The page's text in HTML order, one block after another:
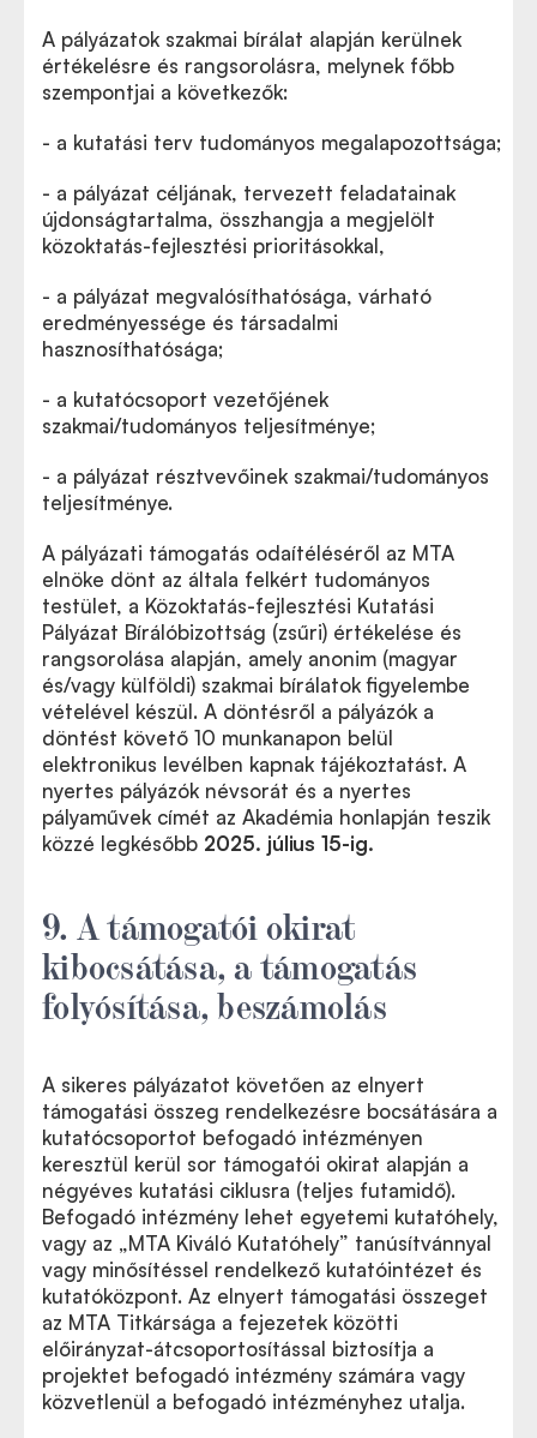
A pályázatok szakmai bírálat alapján kerülnek
értékelésre és rangsorolásra, melynek főbb
szempontjai a következők:
- a kutatási terv tudományos megalapozottsága;
- a pályázat céljának, tervezett feladatainak
újdonságtartalma, összhangja a megjelölt
közoktatás-fejlesztési prioritásokkal,
- a pályázat megvalósíthatósága, várható
eredményessége és társadalmi
hasznosíthatósága;
- a kutatócsoport vezetőjének
szakmai/tudományos teljesítménye;
- a pályázat résztvevőinek szakmai/tudományos
teljesítménye.
A pályázati támogatás odaítéléséről az MTA
elnöke dönt az általa felkért tudományos
testület, a Közoktatás-fejlesztési Kutatási
Pályázat Bírálóbizottság (zsűri) értékelése és
rangsorolása alapján, amely anonim (magyar
és/vagy külföldi) szakmai bírálatok figyelembe
vételével készül. A döntésről a pályázók a
döntést követő 10 munkanapon belül
elektronikus levélben kapnak tájékoztatást. A
nyertes pályázók névsorát és a nyertes
pályaművek címét az Akadémia honlapján teszik
közzé legkésőbb 2025. július 15-ig.
9. A támogatói okirat
kibocsátása, a támogatás
folyósítása, beszámolás
A sikeres pályázatot követően az elnyert
támogatási összeg rendelkezésre bocsátására a
kutatócsoportot befogadó intézményen
keresztül kerül sor támogatói okirat alapján a
négyéves kutatási ciklusra (teljes futamidő).
Befogadó intézmény lehet egyetemi kutatóhely,
vagy az „MTA Kiváló Kutatóhely” tanúsítvánnyal
vagy minősítéssel rendelkező kutatóintézet és
kutatóközpont. Az elnyert támogatási összeget
az MTA Titkársága a fejezetek közötti
előirányzat-átcsoportosítással biztosítja a
projektet befogadó intézmény számára vagy
közvetlenül a befogadó intézményhez utalja.